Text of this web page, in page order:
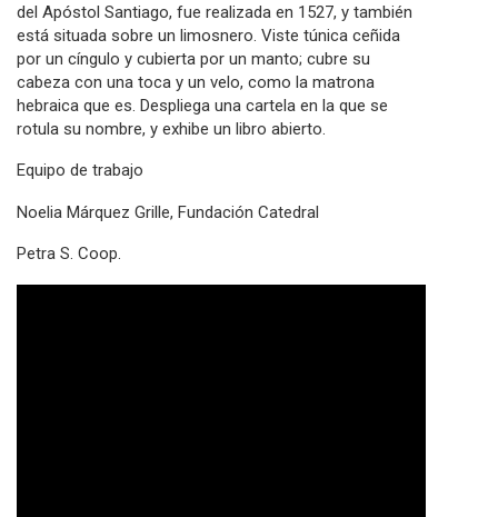
del Apóstol Santiago, fue realizada en 1527, y también
está situada sobre un limosnero. Viste túnica ceñida
por un cíngulo y cubierta por un manto; cubre su
cabeza con una toca y un velo, como la matrona
hebraica que es. Despliega una cartela en la que se
rotula su nombre, y exhibe un libro abierto.
Equipo de trabajo
Noelia Márquez Grille, Fundación Catedral
Petra S. Coop.